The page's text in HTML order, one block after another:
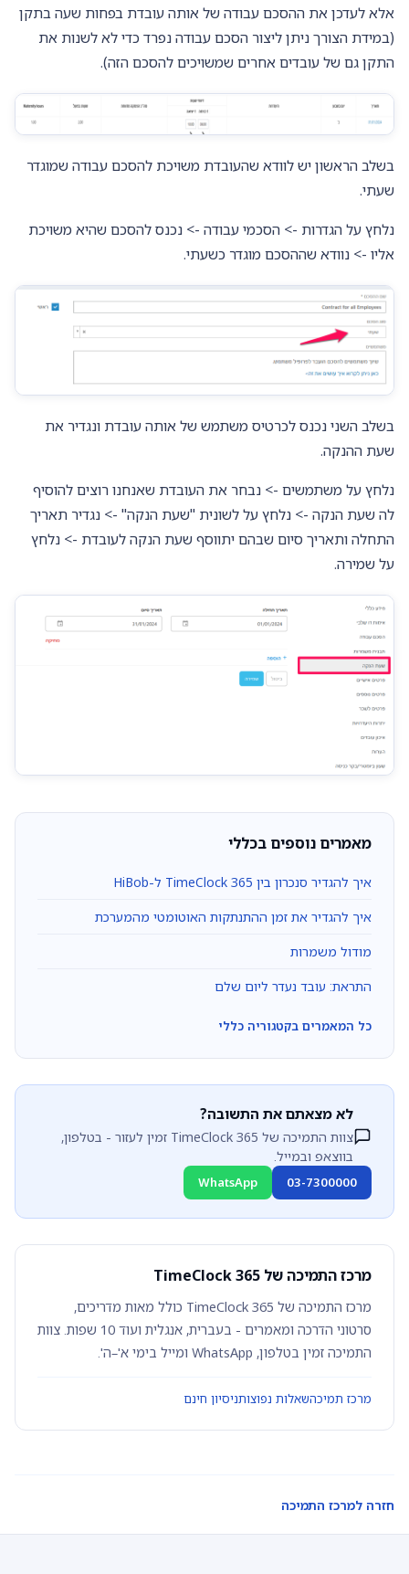
אלא לעדכן את ההסכם עבודה של אותה עובדת בפחות שעה בתקן
(במידת הצורך ניתן ליצור הסכם עבודה נפרד כדי לא לשנות את
התקן גם של עובדים אחרים שמשויכים להסכם הזה).
בשלב הראשון יש לוודא שהעובדת משויכת להסכם עבודה שמוגדר
שעתי.
נלחץ על הגדרות -> הסכמי עבודה -> נכנס להסכם שהיא משויכת
אליו -> נוודא שההסכם מוגדר כשעתי.
בשלב השני נכנס לכרטיס משתמש של אותה עובדת ונגדיר את
שעת ההנקה.
נלחץ על משתמשים -> נבחר את העובדת שאנחנו רוצים להוסיף
לה שעת הנקה -> נלחץ על לשונית "שעת הנקה" -> נגדיר תאריך
התחלה ותאריך סיום שבהם יתווסף שעת הנקה לעובדת -> נלחץ
על שמירה.
מאמרים נוספים בכללי
איך להגדיר סנכרון בין TimeClock 365 ל-HiBob
איך להגדיר את זמן ההתנתקות האוטומטי מהמערכת
מודול משמרות
התראת: עובד נעדר ליום שלם
כל המאמרים בקטגוריה כללי
לא מצאתם את התשובה?
צוות התמיכה של TimeClock 365 זמין לעזור - בטלפון,
בווצאפ ובמייל.
03-7300000
WhatsApp
מרכז התמיכה של TimeClock 365
מרכז התמיכה של TimeClock 365 כולל מאות מדריכים,
סרטוני הדרכה ומאמרים - בעברית, אנגלית ועוד 10 שפות. צוות
התמיכה זמין בטלפון, WhatsApp ומייל בימי א'–ה'.
מרכז תמיכהשאלות נפוצותניסיון חינם
חזרה למרכז התמיכה